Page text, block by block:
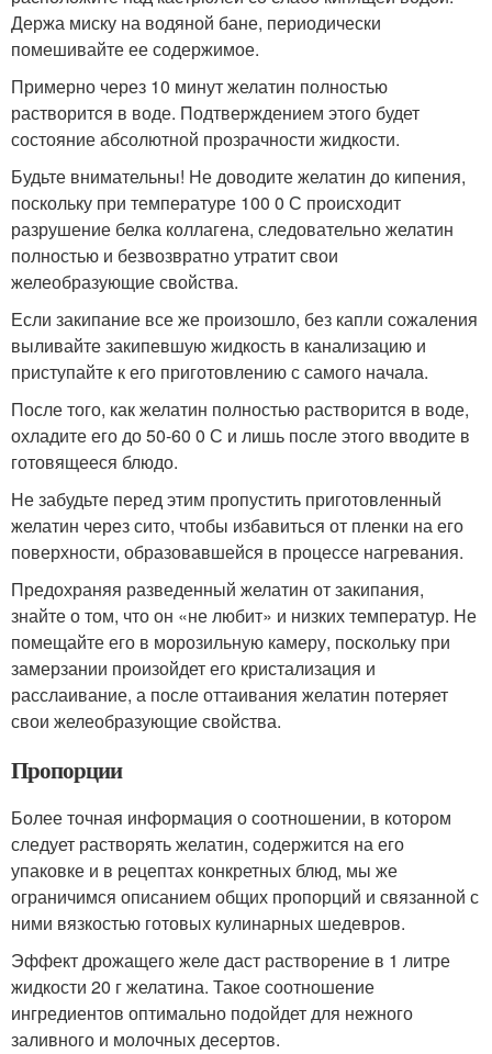
Держа миску на водяной бане, периодически
помешивайте ее содержимое.
Примерно через 10 минут желатин полностью
растворится в воде. Подтверждением этого будет
состояние абсолютной прозрачности жидкости.
Будьте внимательны! Не доводите желатин до кипения,
поскольку при температуре 100 0 С происходит
разрушение белка коллагена, следовательно желатин
полностью и безвозвратно утратит свои
желеобразующие свойства.
Если закипание все же произошло, без капли сожаления
выливайте закипевшую жидкость в канализацию и
приступайте к его приготовлению с самого начала.
После того, как желатин полностью растворится в воде,
охладите его до 50-60 0 С и лишь после этого вводите в
готовящееся блюдо.
Не забудьте перед этим пропустить приготовленный
желатин через сито, чтобы избавиться от пленки на его
поверхности, образовавшейся в процессе нагревания.
Предохраняя разведенный желатин от закипания,
знайте о том, что он «не любит» и низких температур. Не
помещайте его в морозильную камеру, поскольку при
замерзании произойдет его кристализация и
расслаивание, а после оттаивания желатин потеряет
свои желеобразующие свойства.
Пропорции
Более точная информация о соотношении, в котором
следует растворять желатин, содержится на его
упаковке и в рецептах конкретных блюд, мы же
ограничимся описанием общих пропорций и связанной с
ними вязкостью готовых кулинарных шедевров.
Эффект дрожащего желе даст растворение в 1 литре
жидкости 20 г желатина. Такое соотношение
ингредиентов оптимально подойдет для нежного
заливного и молочных десертов.